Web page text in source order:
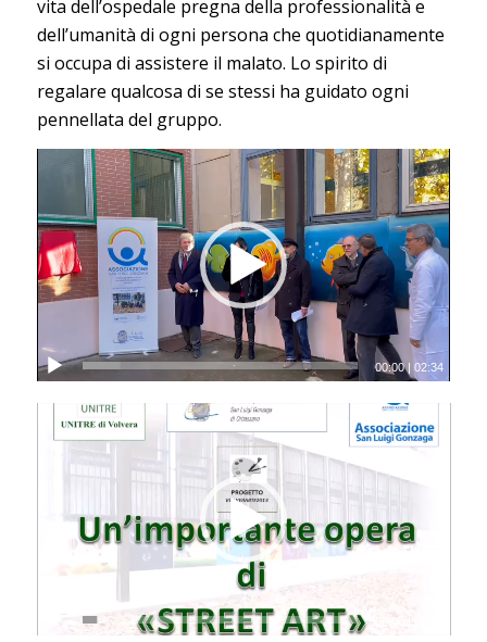
vita dell’ospedale pregna della professionalità e
dell’umanità di ogni persona che quotidianamente
si occupa di assistere il malato. Lo spirito di
regalare qualcosa di se stessi ha guidato ogni
pennellata del gruppo.
00:00|02:34
00:00